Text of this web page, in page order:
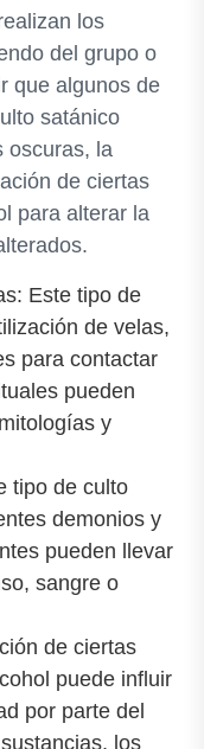
los
del grupo o
que algunos de
satánico
oscuras, la
de ciertas
para alterar la
Este tipo de
de velas,
para contactar
pueden
y
tipo de culto
demonios y
pueden llevar
sangre o
de ciertas
puede influir
por parte del
los